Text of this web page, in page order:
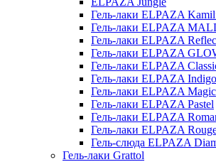
Гель-лаки ELPAZA
Гель-лаки ELPAZA
Гель-лаки ELPAZA
Гель-лаки ELPAZA
Гель-лаки ELPAZA
Гель-лаки ELPAZA Indigo
Гель-лаки ELPAZA Magic
Гель-лаки ELPAZA Pastel
Гель-лаки ELPAZA
Гель-лаки ELPAZA
Гель-слюда ELPAZA
Гель-лаки Grattol